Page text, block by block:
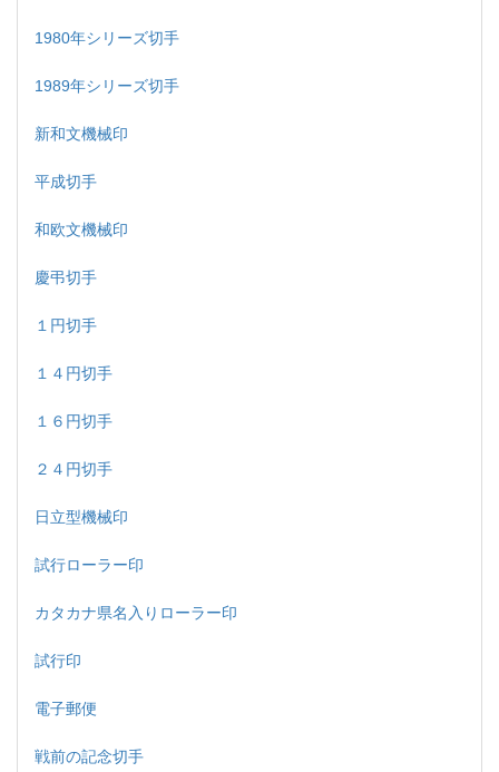
1980年シリーズ切手
1989年シリーズ切手
新和文機械印
平成切手
和欧文機械印
慶弔切手
１円切手
１４円切手
１６円切手
２４円切手
日立型機械印
試行ローラー印
カタカナ県名入りローラー印
試行印
電子郵便
戦前の記念切手